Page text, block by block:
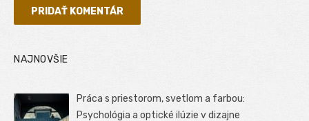
NAJNOVŠIE
Práca s priestorom, svetlom a farbou:
Psychológia a optické ilúzie v dizajne